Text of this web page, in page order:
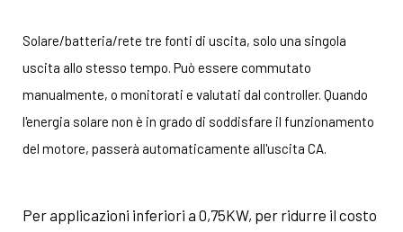
Solare/batteria/rete tre fonti di uscita, solo una singola
uscita allo stesso tempo. Può essere commutato
manualmente, o monitorati e valutati dal controller. Quando
l'energia solare non è in grado di soddisfare il funzionamento
del motore, passerà automaticamente all'uscita CA.
Per applicazioni inferiori a 0,75KW, per ridurre il costo